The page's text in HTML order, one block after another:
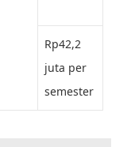
Rp42,2
juta per
semester